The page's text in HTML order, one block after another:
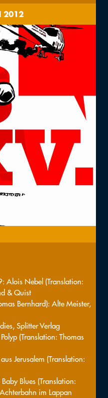
2012
Alois Nebel (Translation:
& Quist
Bernhard): Alte Meister,
Splitter Verlag
(Translation: Thomas
Jerusalem (Translation:
Blues (Translation:
im Lappan